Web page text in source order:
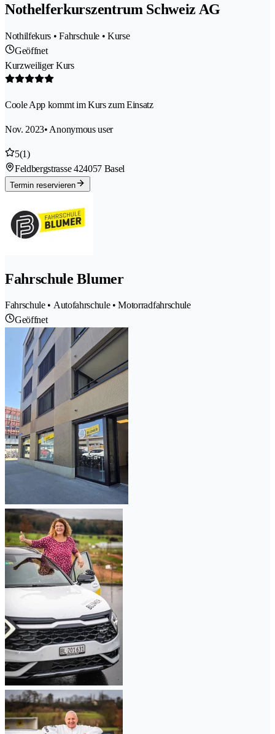
Nothelferkurszentrum Schweiz AG
Nothilfekurs • Fahrschule • Kurse
Geöffnet
Kurzweiliger Kurs
Coole App kommt im Kurs zum Einsatz
Nov. 2023• Anonymous user
5(1)
Feldbergstrasse 424057 Basel
Termin reservieren
Fahrschule Blumer
Fahrschule • Autofahrschule • Motorradfahrschule
Geöffnet